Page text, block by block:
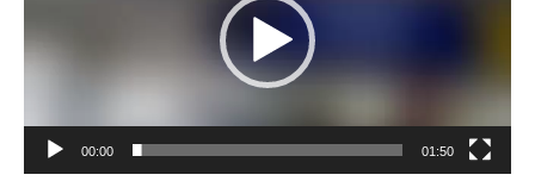
00:00 01:50